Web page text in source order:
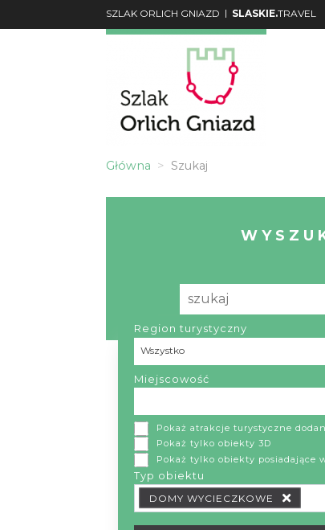
SZLAK ORLICH GNIAZD | SLASKIE.TRAVEL
Główna Szukaj
Region turystyczny
Wszystko
Region turystyczny
Miejscowość
Pokaż atrakcje turystyczne
Pokaż tylko obiekty 3D
Pokaż tylko obiekty posiadające
Typ obiektu
DOMY WYCIECZKOWE
Typ obiektu Typ wypożyczalni